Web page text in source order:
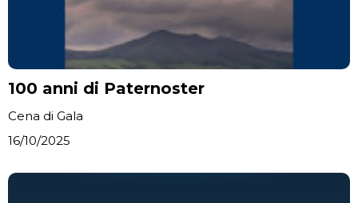
100 anni di Paternoster
Cena di Gala
16/10/2025